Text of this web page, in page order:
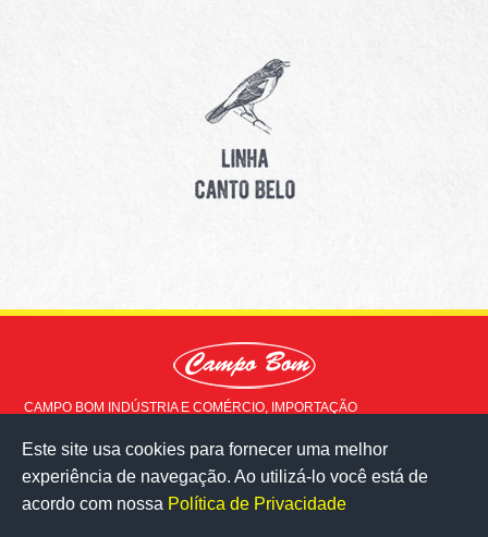
CAMPO BOM INDÚSTRIA E COMÉRCIO, IMPORTAÇÃO
Rua Doutor Milton Ladeira, 517
Milho Branco - Juiz de Fora - MG
36083-020
Este site usa cookies para fornecer uma melhor
experiência de navegação. Ao utilizá-lo você está de
acordo com nossa Política de Privacidade